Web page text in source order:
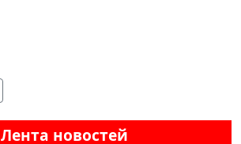
Лента новостей